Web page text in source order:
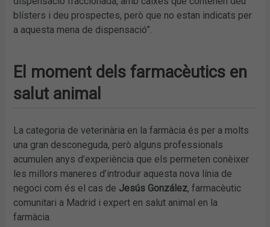
blísters i deu prospectes, però que no estan indicats per
a aquesta mena de dispensació”.
El moment dels farmacèutics en
salut animal
La categoria de veterinària en la farmàcia és per a molts
una gran desconeguda, però alguns professionals
acumulen anys d’experiència que els permeten conèixer
les millors maneres d’introduir aquesta nova línia de
negoci com és el cas de Jesús González, farmacèutic
comunitari a Madrid i expert en salut animal en la
farmàcia.